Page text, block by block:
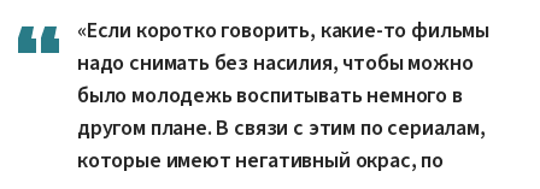
«Если коротко говорить, какие-то фильмы
надо снимать без насилия, чтобы можно
было молодежь воспитывать немного в
другом плане. В связи с этим по сериалам,
которые имеют негативный окрас, по